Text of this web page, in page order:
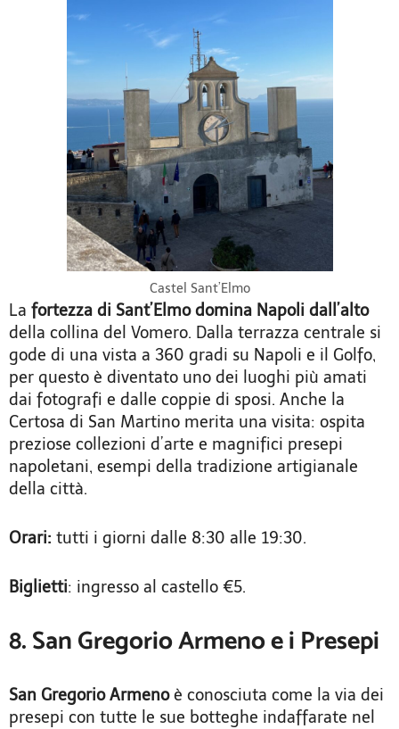
Castel Sant’Elmo
La fortezza di Sant’Elmo domina Napoli dall’alto
della collina del Vomero. Dalla terrazza centrale si
gode di una vista a 360 gradi su Napoli e il Golfo,
per questo è diventato uno dei luoghi più amati
dai fotografi e dalle coppie di sposi. Anche la
Certosa di San Martino merita una visita: ospita
preziose collezioni d’arte e magnifici presepi
napoletani, esempi della tradizione artigianale
della città.
Orari: tutti i giorni dalle 8:30 alle 19:30.
Biglietti: ingresso al castello €5.
8. San Gregorio Armeno e i Presepi
San Gregorio Armenoè conosciuta come la via dei
presepi con tutte le sue botteghe indaffarate nel